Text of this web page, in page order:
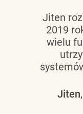
Jiten
2019
wielu
Jiten